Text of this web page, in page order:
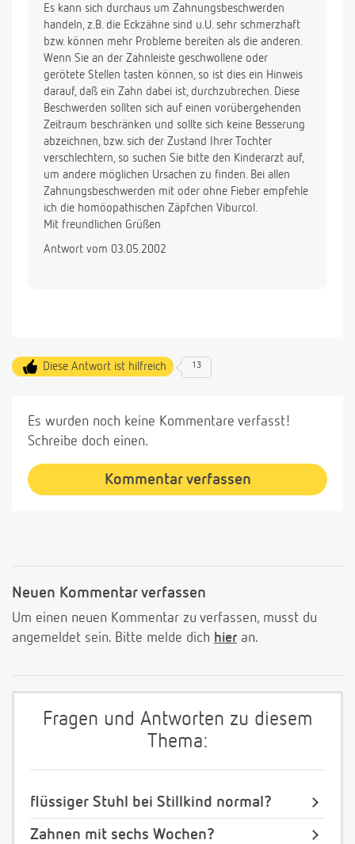
Es kann sich durchaus um Zahnungsbeschwerden
handeln, z.B. die Eckzähne sind u.U. sehr schmerzhaft
bzw. können mehr Probleme bereiten als die anderen.
Wenn Sie an der Zahnleiste geschwollene oder
gerötete Stellen tasten können, so ist dies ein Hinweis
darauf, daß ein Zahn dabei ist, durchzubrechen. Diese
Beschwerden sollten sich auf einen vorübergehenden
Zeitraum beschränken und sollte sich keine Besserung
abzeichnen, bzw. sich der Zustand Ihrer Tochter
verschlechtern, so suchen Sie bitte den Kinderarzt auf,
um andere möglichen Ursachen zu finden. Bei allen
Zahnungsbeschwerden mit oder ohne Fieber empfehle
ich die homöopathischen Zäpfchen Viburcol.
Mit freundlichen Grüßen
Antwort vom 03.05.2002
Diese Antwort ist hilfreich 13
Es wurden noch keine Kommentare verfasst!
Schreibe doch einen.
Kommentar verfassen
Neuen Kommentar verfassen
Um einen neuen Kommentar zu verfassen, musst du
angemeldet sein. Bitte melde dich hier an.
Fragen und Antworten zu diesem
Thema:
flüssiger Stuhl bei Stillkind normal?
Zahnen mit sechs Wochen?